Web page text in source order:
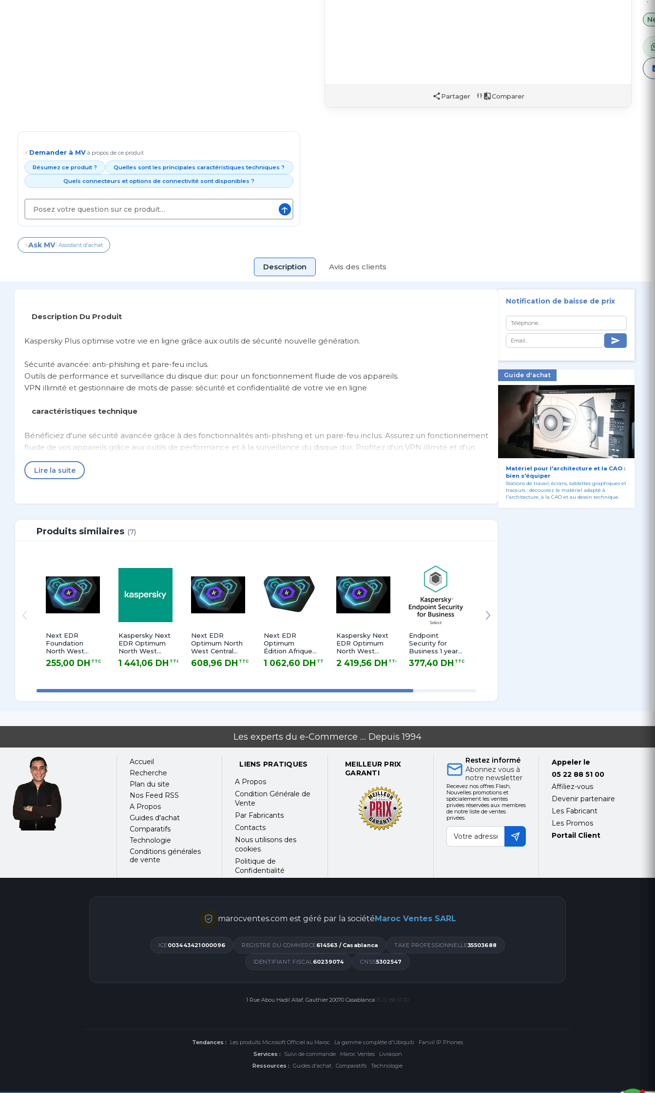
Partager Comparer
⚡ Demander à MV à propos de ce produit
Résumez ce produit ?
Quelles sont les principales caractéristiques techniques ?
Quels connecteurs et options de connectivité sont disponibles ?
↑
⚡Ask MV- Assistant d'achat
Description Avis des clients
Description Du Produit
Kaspersky Plus optimise votre vie en ligne grâce aux outils de sécurité nouvelle génération.
Sécurité avancée: anti-phishing et pare-feu inclus.
Outils de performance et surveillance du disque dur: pour un fonctionnement fluide de vos appareils.
VPN illimité et gestionnaire de mots de passe: sécurité et confidentialité de votre vie en ligne
caractéristiques technique
Bénéficiez d'une sécurité avancée grâce à des fonctionnalités anti-phishing et un pare-feu inclus. Assurez un fonctionnement
fluide de vos appareils grâce aux outils de performance et à la surveillance du disque dur. Profitez d'un VPN illimité et d'un
gestionnaire de mots de passe pour garantir votre sécurité et votre confidentialité en ligne. Compatible avec Windows®,
macOS®, Android™ et iOS®, cet abonnement pour 3 postes / 1 an vous offre une tranquillité d'esprit absolue.
Lire la suite
Produits similaires (7)
Next EDR
Foundation
North West
Central Africa
Edition. 150-249
255,00 DH TTC
Kaspersky Next
EDR Optimum
North West
Central Africa
Edition. 50-99
License
1 441,06 DH TTC
Next EDR
Optimum North
West Central
Africa Edition. 1Y
BASE PUBLIC
608,96 DH TTC
Next EDR
Optimum
Édition Afrique
du Nord-Ouest
et Centrale
pour 150
1 062,60 DH TTC
Kaspersky Next
EDR Optimum
North West
Central Africa
Edition. 5-9 User
2 419,56 DH TTC
Endpoint
Security for
Business 1 year
Base License
377,40 DH TTC
38 Mobile
Notification de baisse de prix
Guide d'achat
Matériel pour l'architecture et la CAO :
bien s'équiper
Stations de travail, écrans, tablettes graphiques et
traceurs : découvrez le matériel adapté à
l'architecture, à la CAO et au dessin technique.
Les experts du e-Commerce .... Depuis 1994
Accueil
Recherche
Plan du site
Nos Feed RSS
A Propos
Guides d'achat
Comparatifs
Technologie
Conditions générales
de vente
LIENS PRATIQUES
A Propos
Condition Générale de
Vente
Par Fabricants
Contacts
Nous utilisons des
cookies
Politique de
Confidentialité
MEILLEUR PRIX
GARANTI
Restez informé
Abonnez vous à
notre newsletter
Recevez nos offres Flash,
Nouvelles promotions et
spécialement les ventes
privées réservées aux membres
de notre liste de ventes
privées.
Appeler le
05 22 88 51 00
Affiliez-vous
Devenir partenaire
Les Fabricant
Les Promos
Portail Client
marocventes.com est géré par la sociétéMaroc Ventes SARL
ICE003443421000096 REGISTRE DU COMMERCE614563 / Casablanca TAXE PROFESSIONNELLE35503688
IDENTIFIANT FISCAL60239074 CNSS5302547
1 Rue Abou Hadil Allaf, Gauthier 20070 Casablanca05 22 88 51 00
Tendances : Les produits Microsoft Officiel au Maroc · La gamme complète d'Ubiquiti · Fanvil IP Phones
Services :
Suivi de commande· Maroc Ventes· Livraison
Ressources : Guides d'achat · Comparatifs · Technologie